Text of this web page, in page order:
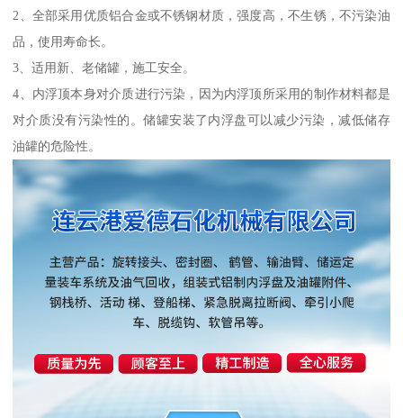
2、全部采用优质铝合金或不锈钢材质，强度高，不生锈，不污染油
品，使用寿命长。
3、适用新、老储罐，施工安全。
4、内浮顶本身对介质进行污染，因为内浮顶所采用的制作材料都是
对介质没有污染性的。储罐安装了内浮盘可以减少污染，减低储存
油罐的危险性。